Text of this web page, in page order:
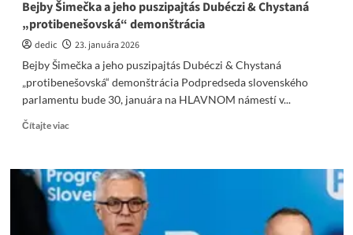
Bejby Šimečka a jeho puszipajtás Dubéczi & Chystaná
„protibenešovská“ demonštrácia
dedic
23. januára 2026
Bejby Šimečka a jeho puszipajtás Dubéczi & Chystaná
„protibenešovská“ demonštrácia Podpredseda slovenského
parlamentu bude 30, januára na HLAVNOM námestí v...
Čítajte viacRead
Bejby
Šimečka
a
puszipajtás